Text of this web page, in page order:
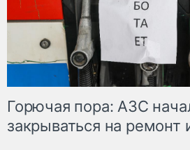
Горючая пора: АЗС
закрываться на ремонт